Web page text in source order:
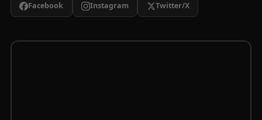
Facebook Instagram Twitter/X